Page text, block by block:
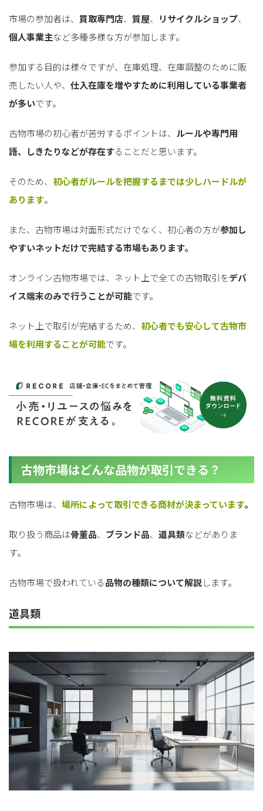
市場の参加者は、 買取専門店、 質屋、 リサイクルショップ、
個人事業主など多種多様な方が参加します。
参加する目的は様々ですが、在庫処理、在庫調整のために販
売したい人や、 仕入在庫を増やすために利用している事業者
が多いです。
古物市場の初心者が苦労するポイントは、
ルールや専門用
語、しきたりなどが存在することだと思います。
そのため、 初心者がルールを把握するまでは少しハードルが
あります。
また、古物市場は対面形式だけでなく、初心者の方が参加し
やすいネットだけで完結する市場もあります。
オンライン古物市場では、ネット上で全ての古物取引をデバ
イス端末のみで行うことが可能です。
ネット上で取引が完結するため、 初心者でも安心して古物市
場を利用することが可能です。
古物市場はどんな品物が取引できる？
古物市場は、 場所によって取引できる商材が決まっています。
取り扱う商品は骨董品、 ブランド品、 道具類などがありま
す。
古物市場で扱われている品物の種類について解説します。
道具類